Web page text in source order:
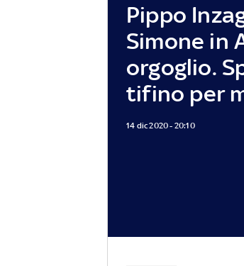
Pippo
Simone in
orgoglio.
tifino per
14 dic 2020 - 20:10